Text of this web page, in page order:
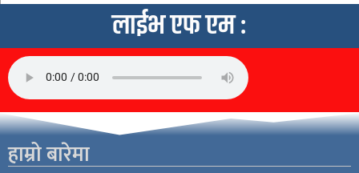
लाईभ एफ एम :
हाम्रो बारेमा